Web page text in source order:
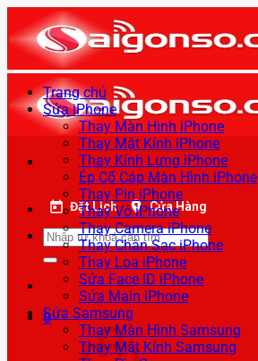
qua
nội
dung
Đặt Lịch Cửa Hàng
Tìm
kiếm:
0
Trang chủ
Sửa iPhone
Thay Màn Hình iPhone
Thay Mặt Kính iPhone
Thay Kính Lưng iPhone
Ép Cổ Cáp Màn Hình iPhone
Thay Pin iPhone
Thay Vỏ iPhone
Thay Camera iPhone
Thay Chân Sạc iPhone
Thay Loa iPhone
Sửa Face ID iPhone
Sửa Main iPhone
Sửa Samsung
Thay Màn Hình Samsung
Thay Mặt Kính Samsung